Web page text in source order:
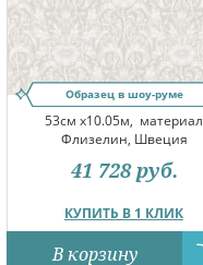
Образец в шоу-руме
53см x10.05м, материал
Флизелин, Швеция
КУПИТЬ В 1 КЛИК
41 728 руб.
В корзину